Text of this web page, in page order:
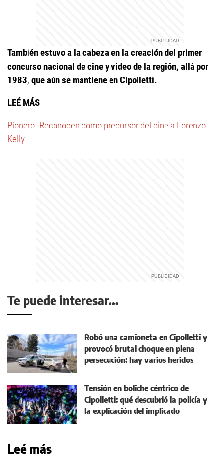
También estuvo a la cabeza en la creación del primer
concurso nacional de cine y video de la región, allá por
1983, que aún se mantiene en Cipolletti.
LEÉ MÁS
Pionero. Reconocen como precursor del cine a Lorenzo
Kelly
Te puede interesar...
Robó una camioneta en Cipolletti y
provocó brutal choque en plena
persecución: hay varios heridos
Tensión en boliche céntrico de
Cipolletti: qué descubrió la policía y
la explicación del implicado
Leé más